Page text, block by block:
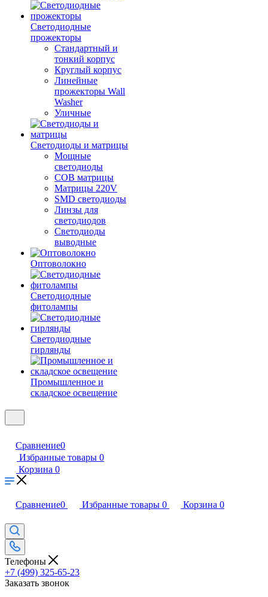
Светодиодные
прожекторы
Стандартный и
тонкий корпус
Круглый корпус
Линейные
прожекторы Wall
Washer
Уличные
Светодиоды и матрицы
Мощные
светодиоды
COB матрицы
Матрицы 220V
SMD светодиоды
Линзы для
светодиодов
Светодиоды
выводные
Оптоволокно
Светодиодные
фитолампы
Светодиодные
гирлянды
Промышленное и
складское освещение
Сравнение0
Избранные товары 0
Корзина 0
Сравнение0 Избранные товары 0 Корзина 0
Телефоны
+7 (499) 325-65-23
Заказать звонок